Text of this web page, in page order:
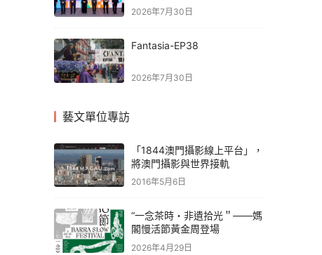
2026年7月30日
Fantasia-EP38
2026年7月30日
藝文單位專訪
「1844澳門攝影線上平台」，
將澳門攝影與世界接軌
2016年5月6日
“一念茶時・非遺拾光＂——媽
閣慢活節黃金周登場
2026年4月29日